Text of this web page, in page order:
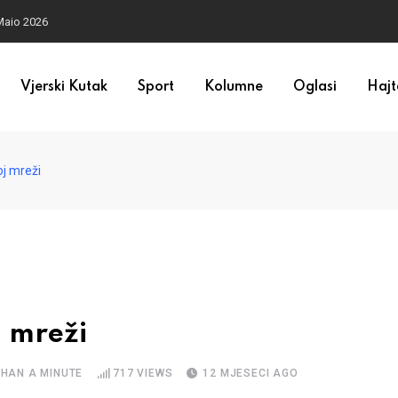
2026
Vjerski Kutak Sport Kolumne Oglasi
mreži
mreži
A MINUTE 717 VIEWS 12 MJESECI AGO